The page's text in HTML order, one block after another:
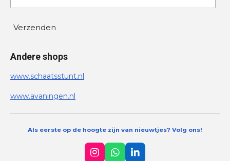
Verzenden
Andere shops
www.schaatsstunt.nl
www.avaningen.nl
Als eerste op de hoogte zijn van nieuwtjes? Volg ons!
I
W
L